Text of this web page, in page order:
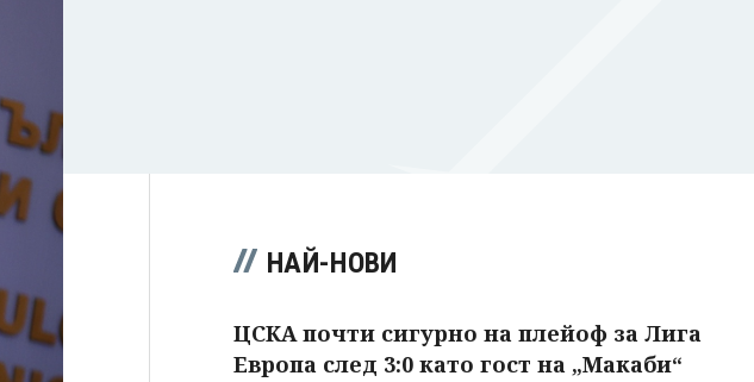
НАЙ-НОВИ
ЦСКА почти сигурно на плейоф за Лига
Европа след 3:0 като гост на „Макаби“